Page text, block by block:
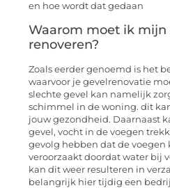
en hoe wordt dat gedaan
Waarom moet ik mijn
renoveren?
Zoals eerder genoemd is het
waarvoor je gevelrenovatie
slechte gevel kan namelijk
schimmel in de woning. dit
jouw gezondheid. Daarnaast
gevel, vocht in de voegen
gevolg hebben dat de
veroorzaakt doordat water bij
kan dit weer resulteren in
belangrijk hier tijdig een